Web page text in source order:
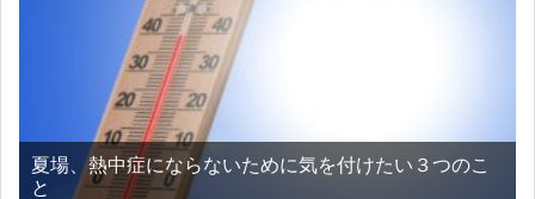
夏場、熱中症にならないために気を付けたい３つのこ
と